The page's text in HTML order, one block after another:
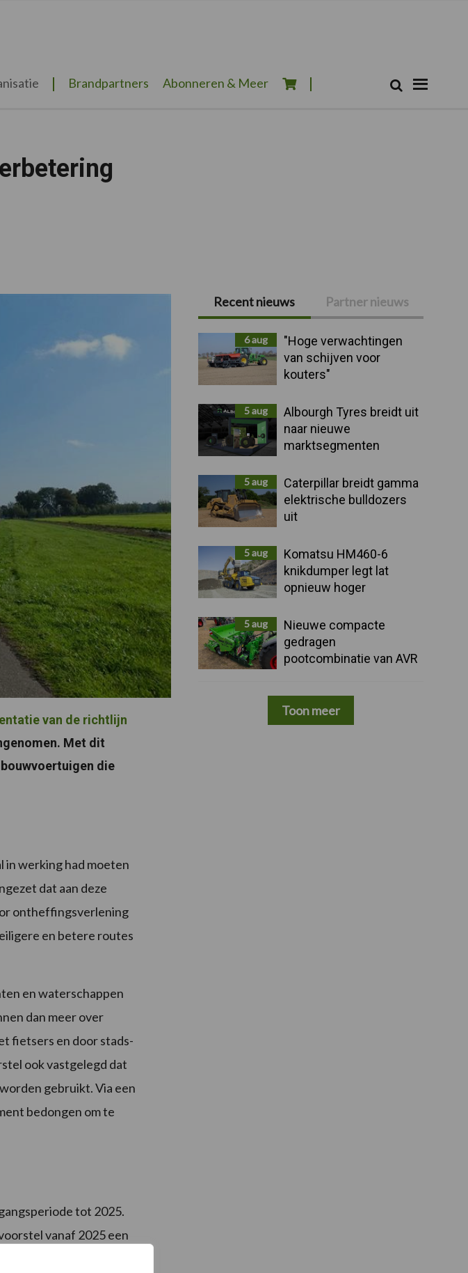
Brandpartners Abonneren & Meer Zoek
van de richtlijn
. Met dit
die
in werking had moeten
dat aan deze
ontheffingsverlening
en betere routes
en waterschappen
dan meer over
fietsers en door stads-
ook vastgelegd dat
gebruikt. Via een
bedongen om te
tot 2025.
vanaf 2025 een
direct voorzien van
Primaire
Sidebar
Recent nieuws Partner nieuws
6 aug
"Hoge verwachtingen
van schijven voor
kouters"
5 aug
Albourgh Tyres breidt uit
naar nieuwe
marktsegmenten
5 aug
Caterpillar breidt gamma
elektrische bulldozers
uit
5 aug
Komatsu HM460-6
knikdumper legt lat
opnieuw hoger
5 aug
Nieuwe compacte
gedragen
pootcombinatie van AVR
Toon meer